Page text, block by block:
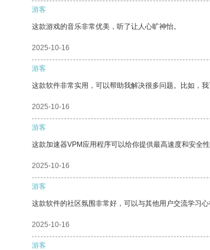
游客
这款游戏的音乐非常优美，听了让人心旷神怡。
2025-10-16
游客
这款软件非常实用，可以帮助我解决很多问题。比如，
2025-10-16
游客
这款加速器VPM应用程序可以给你提供最高速度和安全
2025-10-16
游客
这款软件的社区氛围非常好，可以与其他用户交流学习心
2025-10-16
游客